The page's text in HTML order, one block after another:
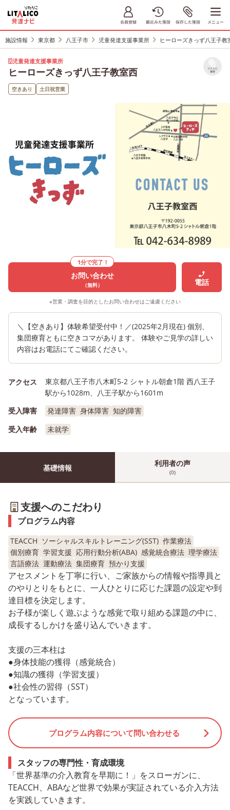
施設情報 東京都 八王子市 児童発達支援事業所 ヒーローズきっず八王子教
児童発達支援事業所
ヒーローズきっず八王子教室西 リストに
保存
空きあり 土日祝営業
1分で完了！
お問い合わせ
（無料） 電話
※営業・調査を目的としたお問い合わせはご遠慮ください
＼【空きあり】体験希望受付中！／(2025年2月現在) 個別、
集団療育ともに空きコマがあります。 体験やご見学の詳しい
内容はお電話にてご確認ください。
アクセス
東京都八王子市八木町5-2 シャトル朝倉1階 西八王子
駅から1028m、八王子駅から1601m
受入障害
発達障害 身体障害 知的障害
受入年齢
未就学
基礎情報 利用者の声
(0)
支援へのこだわり
プログラム内容
TEACCH ソーシャルスキルトレーニング(SST) 作業療法
個別療育 学習支援 応用行動分析(ABA) 感覚統合療法 理学療法
言語療法 運動療法 集団療育 預かり支援
アセスメントを丁寧に行い、ご家族からの情報や指導員と
のやりとりをもとに、一人ひとりに応じた課題の設定や到
達目標を決定します。
お子様が楽しく遊ぶような感覚で取り組める課題の中に、
成長するしかけを盛り込んでいきます。
支援の三本柱は
●身体技能の獲得（感覚統合）
●知識の獲得（学習支援）
●社会性の習得（SST）
となっています。
プログラム内容について問い合わせる
スタッフの専門性・育成環境
「世界基準の介入教育を早期に！」をスローガンに、
TEACCH、ABAなど世界で効果が実証されている介入方法
を実践していきます。